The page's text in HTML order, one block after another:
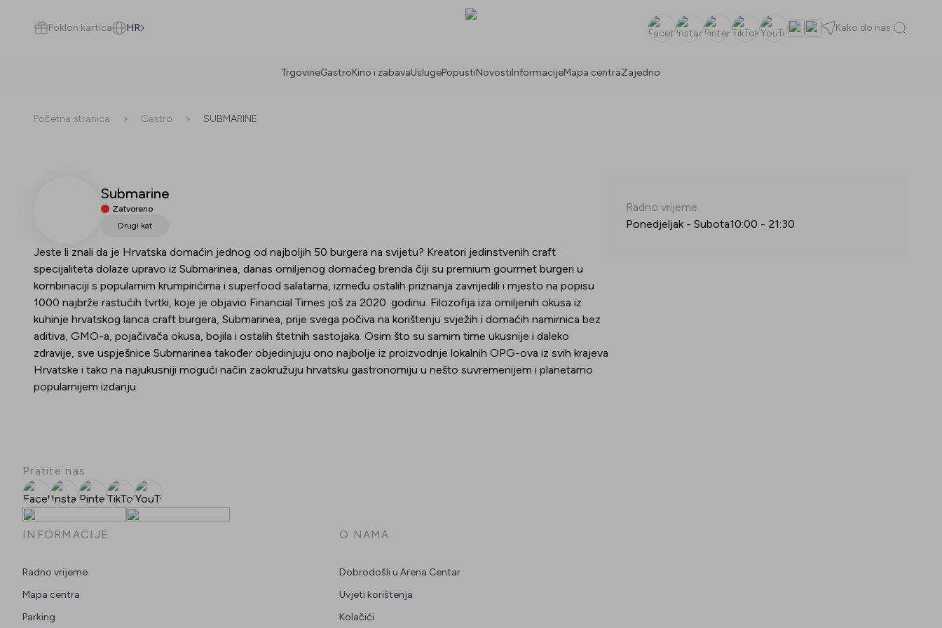
0) Popusti(0)
Trgovine
Popusti
Događanja
Poklon kartica HR FacebookInstagramPinterestTikTokYouTube Kako do nas
TrgovineGastroKino i zabavaUslugePopustiNovostiInformacijeMapa centraZajedno
Početna stranica > Gastro > SUBMARINE
Submarine
Zatvoreno
Drugi kat
Jeste li znali da je Hrvatska domaćin jednog od najboljih 50 burgera na svijetu? Kreatori jedinstvenih craft
specijaliteta dolaze upravo iz Submarinea, danas omiljenog domaćeg brenda čiji su premium gourmet burgeri u
kombinaciji s popularnim krumpirićima i superfood salatama, između ostalih priznanja zavrijedili i mjesto na popisu
1000 najbrže rastućih tvrtki, koje je objavio Financial Times još za 2020. godinu. Filozofija iza omiljenih okusa iz
kuhinje hrvatskog lanca craft burgera, Submarinea, prije svega počiva na korištenju svježih i domaćih namirnica bez
aditiva, GMO-a, pojačivača okusa, bojila i ostalih štetnih sastojaka. Osim što su samim time ukusnije i daleko
zdravije, sve uspješnice Submarinea također objedinjuju ono najbolje iz proizvodnje lokalnih OPG-ova iz svih krajeva
Hrvatske i tako na najukusniji mogući način zaokružuju hrvatsku gastronomiju u nešto suvremenijem i planetarno
popularnijem izdanju.
Radno vrijeme
Ponedjeljak - Subota10:00 - 21:30
Pratite nas
FacebookInstagramPinterest
TikTokYouTube
INFORMACIJE
Radno vrijeme
Mapa centra
Parking
O NAMA
Dobrodošli u Arena Centar
Uvjeti korištenja
Kolačići